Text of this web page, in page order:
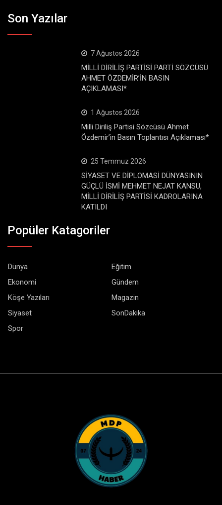
Son Yazılar
7 Ağustos 2026
MİLLİ DİRİLİŞ PARTİSİ PARTİ SÖZCÜSÜ
AHMET ÖZDEMİR’İN BASIN
AÇIKLAMASI*
1 Ağustos 2026
Milli Diriliş Partisi Sözcüsü Ahmet
Özdemir’in Basın Toplantısı Açıklaması*
25 Temmuz 2026
SİYASET VE DİPLOMASİ DÜNYASININ
GÜÇLÜ İSMİ MEHMET NEJAT KANSU,
MİLLİ DİRİLİŞ PARTİSİ KADROLARINA
KATILDI
Popüler Katagoriler
Dünya
Eğitim
Ekonomi
Gündem
Köşe Yazıları
Magazin
Siyaset
SonDakika
Spor